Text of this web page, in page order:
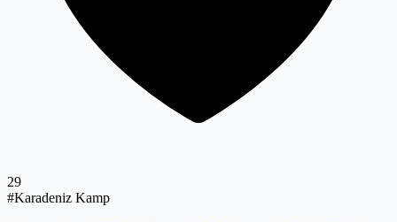
29
#Karadeniz Kamp